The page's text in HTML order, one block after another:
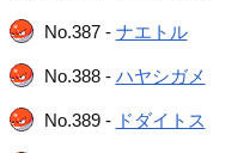
No.387 - ナエトル
No.388 - ハヤシガメ
No.389 - ドダイトス